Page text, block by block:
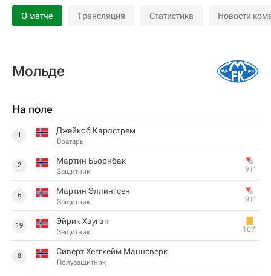
О матче Трансляция Статистика Новости
Мольде
На поле
1 Джейкоб Карлстрем
Вратарь
2 Мартин Бьорнбак
Защитник 91‎’‎
6 Мартин Эллингсен
Защитник 91‎’‎
19 Эйрик Хауган
Защитник 107‎’‎
8 Сиверт Хеггхейм Маннсверк
Полузащитник